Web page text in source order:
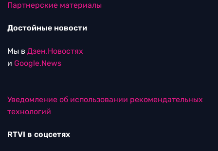
Партнерские материалы
Достойные новости
Мы в Дзен.Новостях
и Google.News
Уведомление об использовании рекомендательных
технологий
RTVI в соцсетях